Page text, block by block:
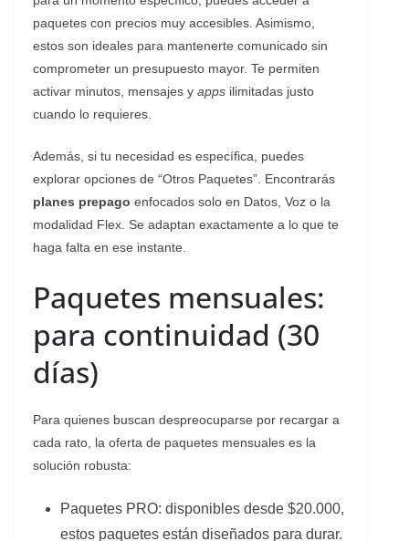
paquetes con precios muy accesibles. Asimismo,
estos son ideales para mantenerte comunicado sin
comprometer un presupuesto mayor. Te permiten
activar minutos, mensajes y apps ilimitadas justo
cuando lo requieres.
Además, si tu necesidad es específica, puedes
explorar opciones de “Otros Paquetes”. Encontrarás
planes prepago enfocados solo en Datos, Voz o la
modalidad Flex. Se adaptan exactamente a lo que te
haga falta en ese instante.
Paquetes mensuales:
para continuidad (30
días)
Para quienes buscan despreocuparse por recargar a
cada rato, la oferta de paquetes mensuales es la
solución robusta:
Paquetes PRO: disponibles desde $20.000,
estos paquetes están diseñados para durar.